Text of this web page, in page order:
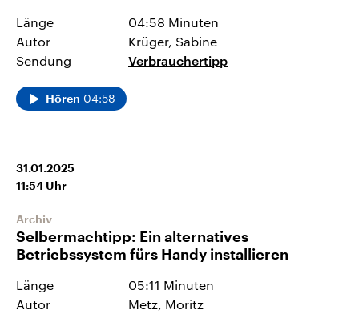
Länge
04:58 Minuten
Autor
Krüger, Sabine
Sendung
Verbrauchertipp
Hören 04:58
31.01.2025
11:54 Uhr
Archiv
Selbermachtipp: Ein alternatives
Betriebssystem fürs Handy installieren
Länge
05:11 Minuten
Autor
Metz, Moritz